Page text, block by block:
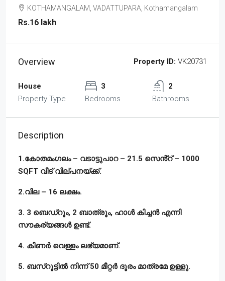
KOTHAMANGALAM, VADATTUPARA, Kothamangalam
Rs.16 lakh
Overview Property ID: VK20731
House
Property Type
3
Bedrooms
2
Bathrooms
Description
1.കോതമംഗലം – വടാട്ടുപാറ – 21.5 സെൻ്റ് – 1000
SQFT വീട് വില്പനയ്ക്ക്.
2.വില – 16 ലക്ഷം.
3. 3 ബെഡ്‌റൂം, 2 ബാത്രൂം, ഹാൾ കിച്ചൻ എന്നി
സൗകര്യങ്ങൾ ഉണ്ട്.
4. കിണർ വെള്ളം ലഭ്യമാണ്.
5. ബസ്റൂട്ടിൽ നിന്ന് 50 മീറ്റർ ദൂരം മാത്രമേ ഉള്ളു.